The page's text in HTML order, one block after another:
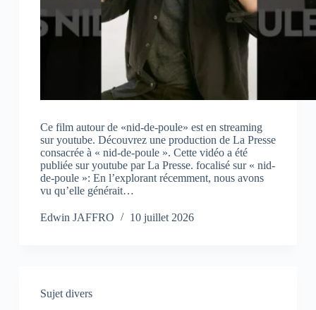
Ce film autour de «nid-de-poule» est en streaming
sur youtube. Découvrez une production de La Presse
consacrée à « nid-de-poule ». Cette vidéo a été
publiée sur youtube par La Presse. focalisé sur « nid-
de-poule »: En l’explorant récemment, nous avons
vu qu’elle générait…
Edwin JAFFRO 10 juillet 2026
Sujet divers